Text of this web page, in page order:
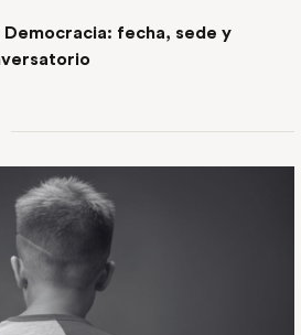
Democracia: fecha, sede y